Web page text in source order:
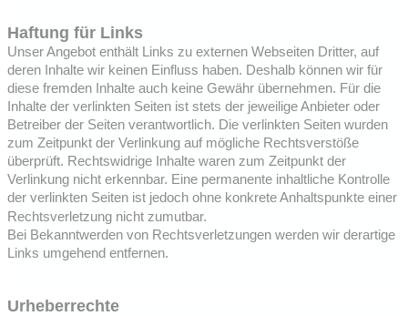
Haftung für Links
Unser Angebot enthält Links zu externen Webseiten Dritter, auf
deren Inhalte wir keinen Einfluss haben. Deshalb können wir für
diese fremden Inhalte auch keine Gewähr übernehmen. Für die
Inhalte der verlinkten Seiten ist stets der jeweilige Anbieter oder
Betreiber der Seiten verantwortlich. Die verlinkten Seiten wurden
zum Zeitpunkt der Verlinkung auf mögliche Rechtsverstöße
überprüft. Rechtswidrige Inhalte waren zum Zeitpunkt der
Verlinkung nicht erkennbar. Eine permanente inhaltliche Kontrolle
der verlinkten Seiten ist jedoch ohne konkrete Anhaltspunkte einer
Rechtsverletzung nicht zumutbar.
Bei Bekanntwerden von Rechtsverletzungen werden wir derartige
Links umgehend entfernen.
Urheberrechte